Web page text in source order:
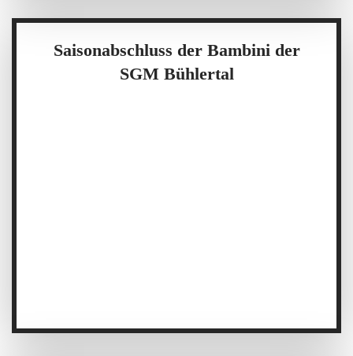
Saisonabschluss der Bambini der
SGM Bühlertal